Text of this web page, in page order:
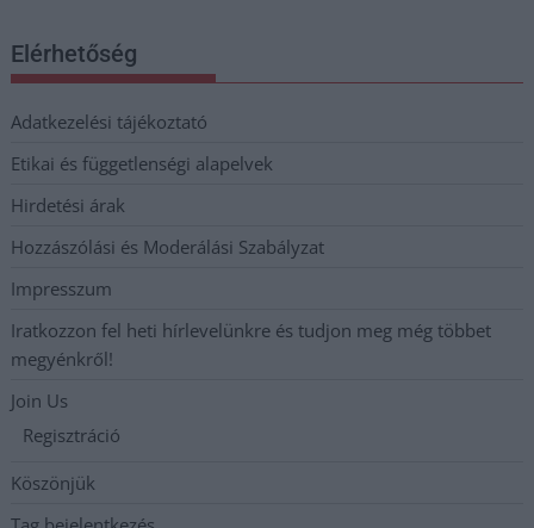
Elérhetőség
Adatkezelési tájékoztató
Etikai és függetlenségi alapelvek
Hirdetési árak
Hozzászólási és Moderálási Szabályzat
Impresszum
Iratkozzon fel heti hírlevelünkre és tudjon meg még többet
megyénkről!
Join Us
Regisztráció
Köszönjük